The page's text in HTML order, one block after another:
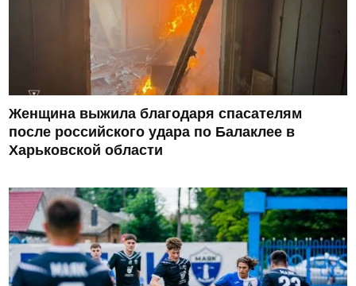
Женщина выжила благодаря спасателям
после российского удара по Балаклее в
Харьковской области